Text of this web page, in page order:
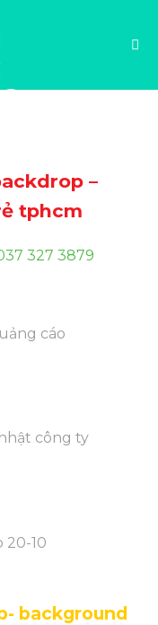
–
tphcm
327 3879
cáo
công ty
20-10
background